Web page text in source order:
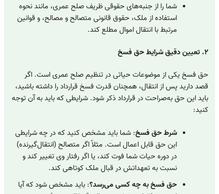
شما را از جنبه‌های حقوقی ظریف صلح عمری، مانند نحوه
استفاده از ملک، حقوق قانونی متصالح و مصالح، و قوانین
مرتبط با انتقال اموال مطلع کند.
۲. تعیین دقیق شرایط حق فسخ
حق فسخ یکی از موضوعات حیاتی در تنظیم صلح عمری است. اگر
قصد دارید پس از انتقال، همچنان قدرت فسخ قرارداد را داشته باشید،
باید این حق به‌صراحت در قرارداد ذکر شود. شرایطی که باید به آن توجه
کنید:
شرط حق فسخ: شما باید مشخص کنید که در چه شرایطی
این حق قابل اعمال است. مثلاً اگر متصالح (انتقال‌گیرنده)
در دوره حیات شما فوت کند، یا اگر رفتار وی تغییر کند و
نسبت به تعهداتش در قبال ملک کوتاهی کند.
حق فسخ به چه کسی می‌رسد؟: باید مشخص شود که آیا